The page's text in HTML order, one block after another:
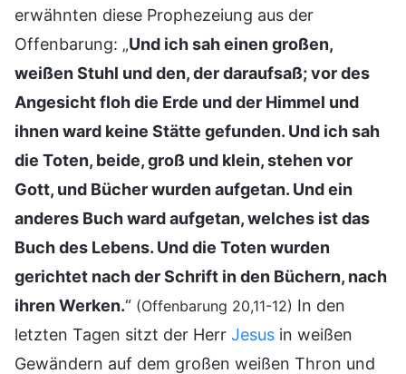
erwähnten diese Prophezeiung aus der
Offenbarung: „Und ich sah einen großen,
weißen Stuhl und den, der daraufsaß; vor des
Angesicht floh die Erde und der Himmel und
ihnen ward keine Stätte gefunden. Und ich sah
die Toten, beide, groß und klein, stehen vor
Gott, und Bücher wurden aufgetan. Und ein
anderes Buch ward aufgetan, welches ist das
Buch des Lebens. Und die Toten wurden
gerichtet nach der Schrift in den Büchern, nach
ihren Werken.“ (Offenbarung 20,11-12) In den
letzten Tagen sitzt der Herr Jesus in weißen
Gewändern auf dem großen weißen Thron und